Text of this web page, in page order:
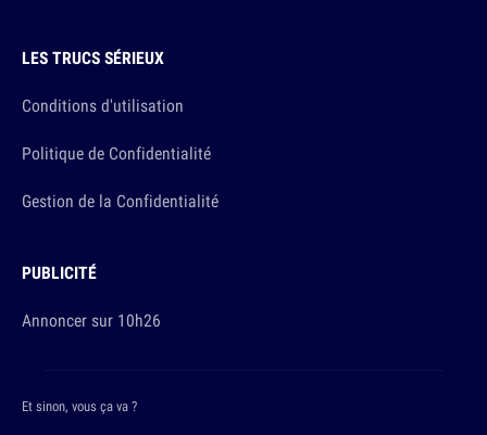
LES TRUCS SÉRIEUX
Conditions d'utilisation
Politique de Confidentialité
Gestion de la Confidentialité
PUBLICITÉ
Annoncer sur 10h26
Et sinon, vous ça va ?